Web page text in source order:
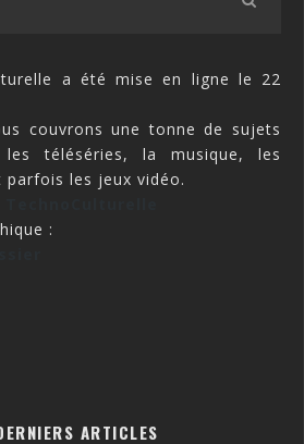
a été mise en ligne le 22
couvrons une tonne de sujets
téléséries, la musique, les
parfois les jeux vidéo.
:
ARTICLES